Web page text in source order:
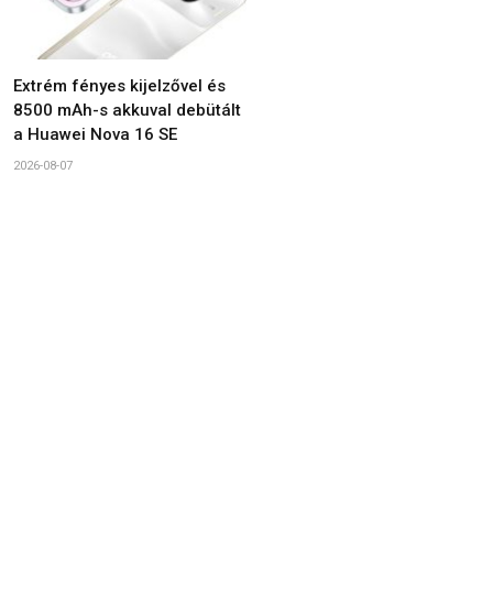
Extrém fényes kijelzővel és
8500 mAh-s akkuval debütált
a Huawei Nova 16 SE
2026-08-07